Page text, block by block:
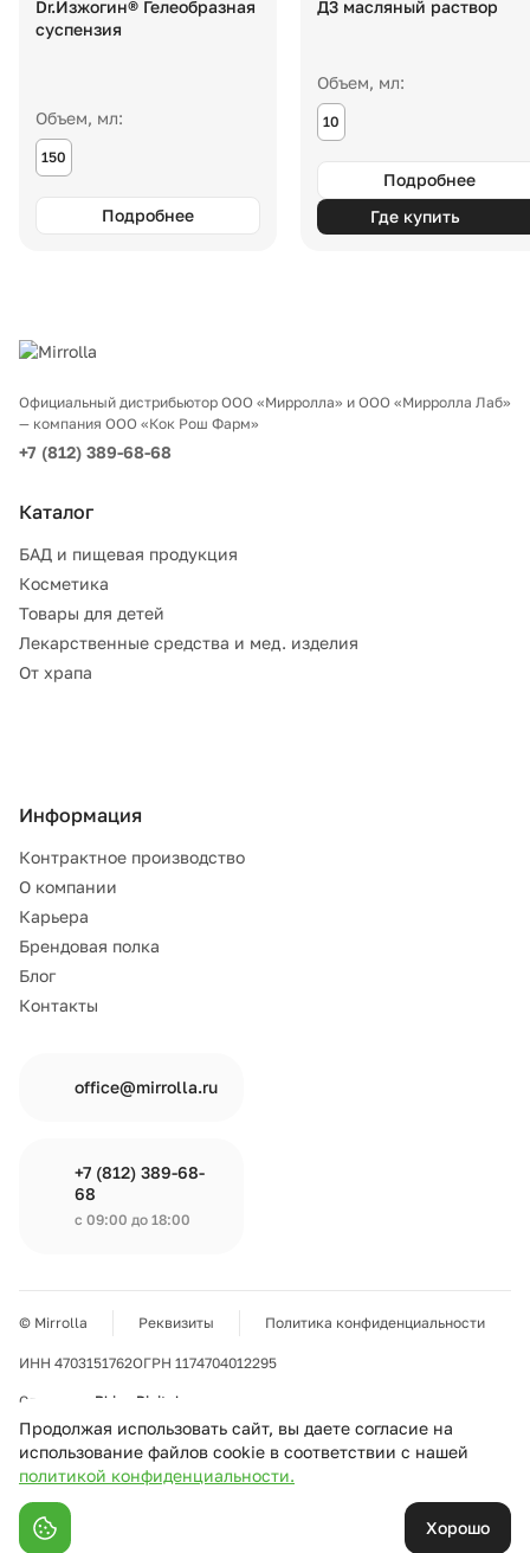
Dr.Изжогин® Гелеобразная
суспензия
Объем, мл:
150
Подробнее
Д3 масляный раствор
Объем, мл:
10
Подробнее
Где купить
Официальный дистрибьютор ООО «Мирролла» и ООО «Мирролла Лаб»
— компания ООО «Кок Рош Фарм»
+7 (812) 389-68-68
Каталог
БАД и пищевая продукция
Косметика
Товары для детей
Лекарственные средства и мед. изделия
От храпа
Информация
Контрактное производство
О компании
Карьера
Брендовая полка
Блог
Контакты
office@mirrolla.ru
+7 (812) 389-68-
68
с 09:00 до 18:00
© Mirrolla Реквизиты Политика конфиденциальности
ИНН 4703151762ОГРН 1174704012295
Сделано в Rhino Digital
Использование любых материалов, размещенных на сайте, допускается только с
разрешения правообладателя и ссылкой на mirrolla.ru. При полной или частичной
обязательна. Все права на любые материалы, опубликованные на сайте,
защищены в соответствии с российским и международным законодательством об
Продолжая использовать сайт, вы даете согласие на
использование файлов cookie в соответствии с нашей
политикой конфиденциальности.
Хорошо